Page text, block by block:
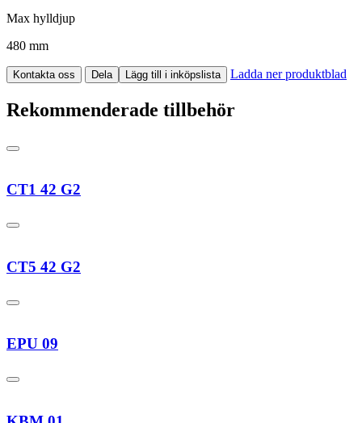
Max hylldjup
480 mm
Kontakta oss Dela Lägg till i inköpslista Ladda ner produktblad
Rekommenderade tillbehör
CT1 42 G2
CT5 42 G2
EPU 09